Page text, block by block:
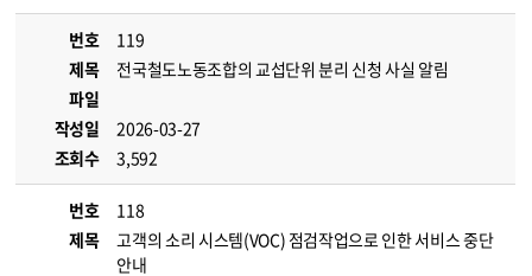
번호
119
제목
전국철도노동조합의 교섭단위 분리 신청 사실 알림
파일
작성일
2026-03-27
조회수
3,592
번호
118
제목
고객의 소리 시스템(VOC) 점검작업으로 인한 서비스 중단
안내